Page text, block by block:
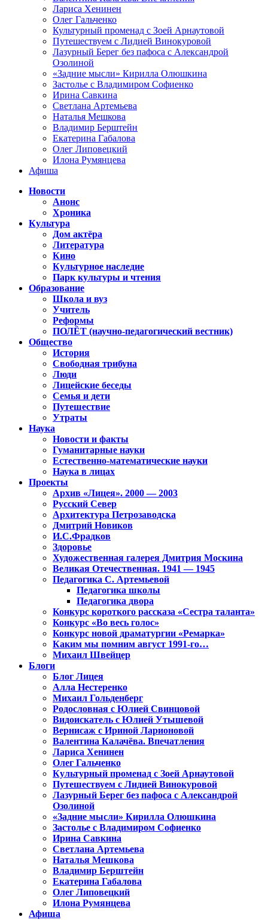
Лариса Хенинен
Олег Гальченко
Культурный променад с Зоей Арнаутовой
Путешествуем с Лидией Винокуровой
Лазурный Берег без пафоса с Александрой
Озолиной
«Задние мысли» Кирилла Олюшкина
Застолье с Владимиром Софиенко
Ирина Савкина
Светлана Артемьева
Наталья Мешкова
Владимир Берштейн
Екатерина Габалова
Олег Липовецкий
Илона Румянцева
Афиша
Новости
Анонс
Хроника
Культура
Дом актёра
Литература
Кино
Культурное наследие
Парк культуры и чтения
Образование
Школа и вуз
Учитель
Реформы
ПОЛЁТ (научно-педагогический вестник)
Общество
История
Свободная трибуна
Люди
Лицейские беседы
Семья и дети
Путешествие
Утраты
Наука
Новости и факты
Гуманитарные науки
Естественно-математические науки
Наука в лицах
Проекты
Архив «Лицея». 2000 — 2003
Русский Север
Архитектура Петрозаводска
Дмитрий Новиков
И.С.Фрадков
Здоровье
Художественная галерея Дмитрия Москина
Великая Отечественная. 1941 — 1945
Педагогика С. Артемьевой
Педагогика школы
Педагогика двора
Конкурс короткого рассказа «Сестра таланта»
Конкурс «Во весь голос»
Конкурс новой драматургии «Ремарка»
Каким мы помним август 1991-го…
Михаил Швейцер
Блоги
Блог Лицея
Алла Нестеренко
Михаил Гольденберг
Родословная с Юлией Свинцовой
Видоискатель с Юлией Утышевой
Вернисаж с Ириной Ларионовой
Валентина Калачёва. Впечатления
Лариса Хенинен
Олег Гальченко
Культурный променад с Зоей Арнаутовой
Путешествуем с Лидией Винокуровой
Лазурный Берег без пафоса с Александрой
Озолиной
«Задние мысли» Кирилла Олюшкина
Застолье с Владимиром Софиенко
Ирина Савкина
Светлана Артемьева
Наталья Мешкова
Владимир Берштейн
Екатерина Габалова
Олег Липовецкий
Илона Румянцева
Афиша